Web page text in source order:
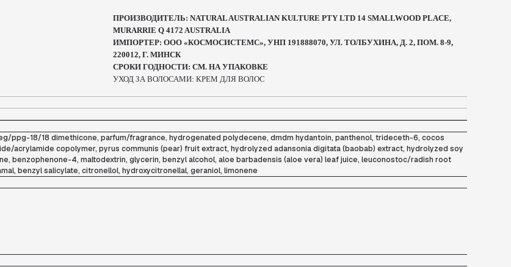
ПРОИЗВОДИТЕЛЬ: NATURAL AUSTRALIAN KULTURE PTY LTD 14 SMALLWOOD PLACE,
MURARRIE Q 4172 AUSTRALIA
ИМПОРТЕР: ООО «КОСМОСИСТЕМС», УНП 191888070, УЛ. ТОЛБУХИНА, Д. 2, ПОМ. 8-9,
220012, Г. МИНСК
СРОКИ ГОДНОСТИ: СМ. НА УПАКОВКЕ
УХОД ЗА ВОЛОСАМИ: КРЕМ ДЛЯ ВОЛОС
ppg-18/18 dimethicone, parfum/fragrance, hydrogenated polydecene, dmdm hydantoin, panthenol, trideceth-6, cocos
acrylamide copolymer, pyrus communis (pear) fruit extract, hydrolyzed adansonia digitata (baobab) extract, hydrolyzed soy
benzophenone-4, maltodextrin, glycerin, benzyl alcohol, aloe barbadensis (aloe vera) leaf juice, leuconostoc/radish root
benzyl salicylate, citronellol, hydroxycitronellal, geraniol, limonene